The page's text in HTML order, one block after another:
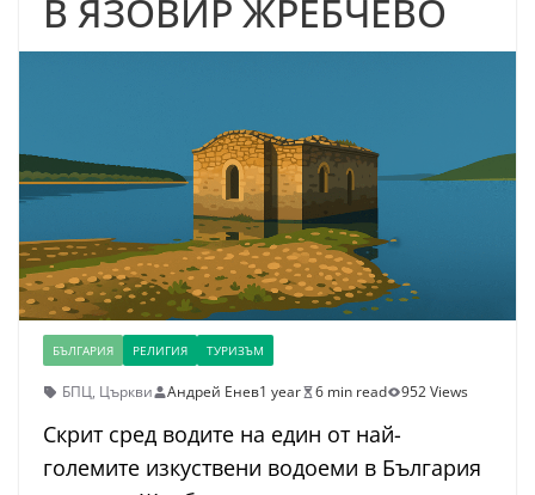
В ЯЗОВИР ЖРЕБЧЕВО
БЪЛГАРИЯ РЕЛИГИЯ ТУРИЗЪМ
БПЦ, Църкви Андрей Енев1 year 6 min read 952 Views
Скрит сред водите на един от най-
големите изкуствени водоеми в България